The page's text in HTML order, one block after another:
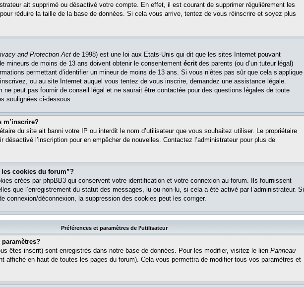
ait supprimé ou désactivé votre compte. En effet, il est courant de supprimer régulièrement les
réduire la taille de la base de données. Si cela vous arrive, tentez de vous réinscrire et soyez plus
and Protection Act de 1998) est une loi aux Etats-Unis qui dit que les sites Internet pouvant
mineurs de moins de 13 ans doivent obtenir le consentement écritdes parents (ou d’un tuteur légal)
permettant d’identifier un mineur de moins de 13 ans. Si vous n’êtes pas sûr que cela s’applique
ou au site Internet auquel vous tentez de vous inscrire, demandez une assistance légale.
ne peut pas fournir de conseil légal et ne saurait être contactée pour des questions légales de toute
soulignées ci-dessous.
m’inscrire?
du site ait banni votre IP ou interdit le nom d’utilisateur que vous souhaitez utiliser. Le propriétaire
désactivé l’inscription pour en empêcher de nouvelles. Contactez l’administrateur pour plus de
cookies du forum”?
créés par phpBB3 qui conservent votre identification et votre connexion au forum. Ils fournissent
que l’enregistrement du statut des messages, lu ou non-lu, si cela a été activé par l’administrateur. Si
connexion/déconnexion, la suppression des cookies peut les corriger.
Préférences et paramètres de l’utilisateur
êtes inscrit) sont enregistrés dans notre base de données. Pour les modifier, visitez le lien Panneau
affiché en haut de toutes les pages du forum). Cela vous permettra de modifier tous vos paramètres et